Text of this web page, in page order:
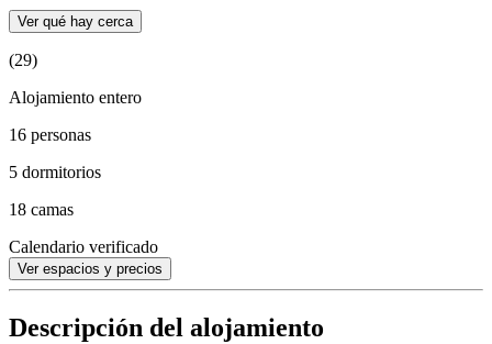
Ver qué hay cerca
(29)
Alojamiento entero
16 personas
5 dormitorios
18 camas
Calendario verificado
Ver espacios y precios
Descripción del alojamiento